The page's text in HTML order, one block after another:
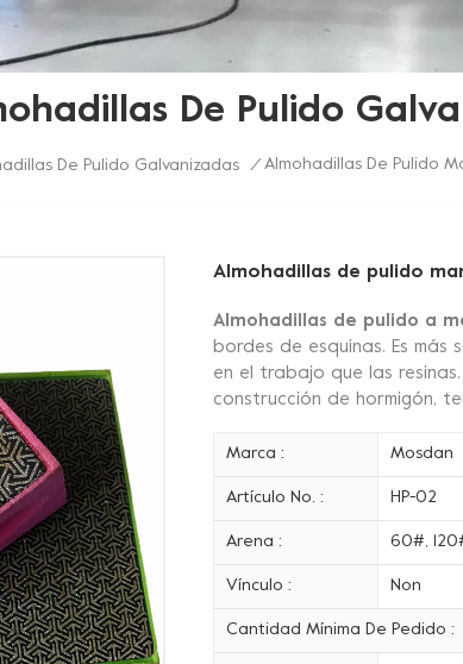
De Pulido
De Pulido Galvanizadas / Almohadillas De Pulido
Almohadillas de pulido
Almohadillas de pulido a
bordes de esquinas. Es
en el trabajo que las
construcción de hormigón,
Marca : Mosdan
Artículo No. : HP-02
Arena : 60#,
Vínculo : Non
Cantidad Mínima De Pedido :